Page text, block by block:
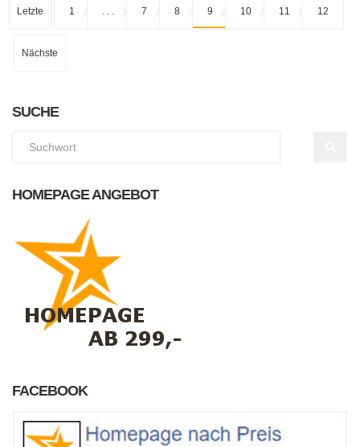
Letzte 1 7 8 9 10 11 12
Nächste
SUCHE
HOMEPAGE ANGEBOT
FACEBOOK